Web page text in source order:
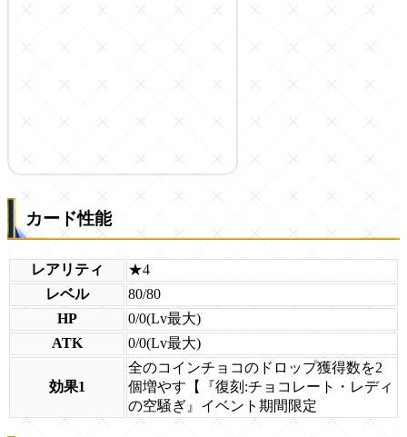
カード性能
レアリティ
★4
レベル
80/80
HP
0/0(Lv最大)
ATK
0/0(Lv最大)
効果1
全のコインチョコのドロップ獲得数を2
個増やす【『復刻:チョコレート・レディ
の空騒ぎ』イベント期間限定